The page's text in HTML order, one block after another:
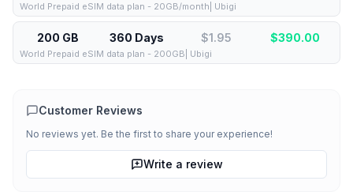
World Prepaid eSIM data plan - 20GB/month| Ubigi
200 GB 360 Days $1.95 $390.00
World Prepaid eSIM data plan - 200GB| Ubigi
Customer Reviews
No reviews yet. Be the first to share your experience!
Write a review